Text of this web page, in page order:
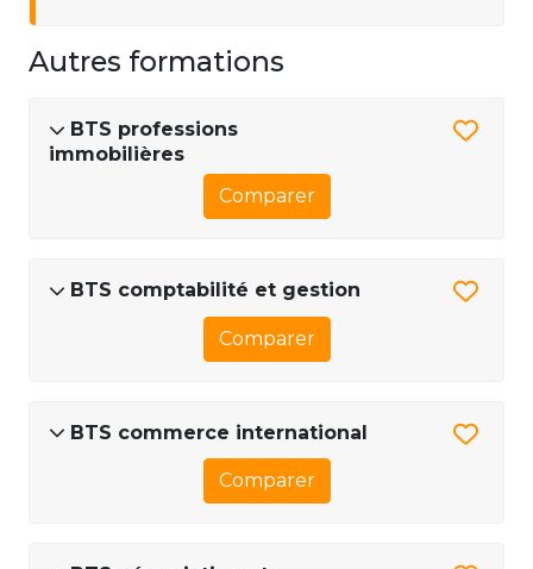
Autres formations
BTS professions
immobilières
Comparer
BTS comptabilité et gestion
Comparer
BTS commerce international
Comparer